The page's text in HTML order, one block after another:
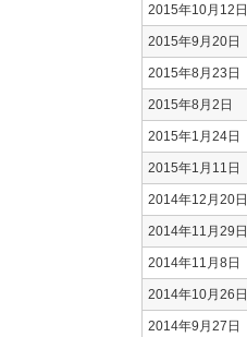
2015年10月12日
2015年9月20日
2015年8月23日
2015年8月2日
2015年1月24日
2015年1月11日
2014年12月20日
2014年11月29日
2014年11月8日
2014年10月26日
2014年9月27日